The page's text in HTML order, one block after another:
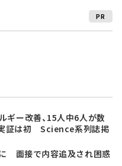
PR
ギー改善、15人中6人が数
証は初 Science系列誌掲
に 面接で内容追及され困惑